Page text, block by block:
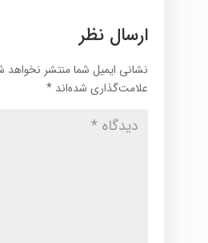
ارسال نظر
نشانی ایمیل شما منتشر نخواهد
علامت‌گذاری شده‌اند *